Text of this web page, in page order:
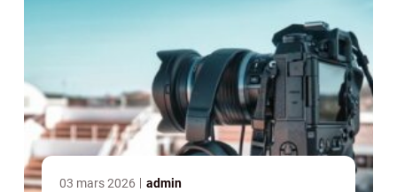
03 mars 2026 admin